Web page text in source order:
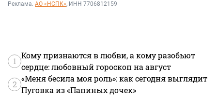
Реклама. АО «НСПК», ИНН 7706812159
1
Кому признаются в любви, а кому разобьют
сердце: любовный гороскоп на август
2
«Меня бесила моя роль»: как сегодня выглядит
Пуговка из «Папиных дочек»